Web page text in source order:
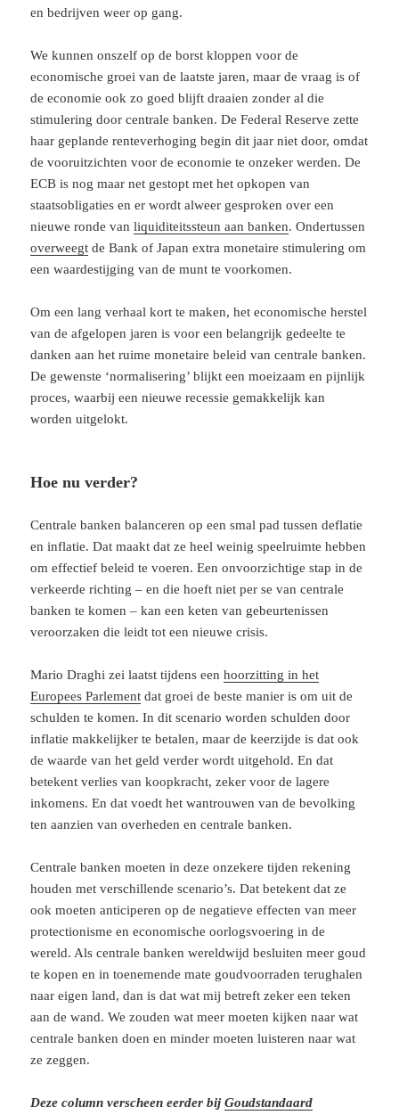
en bedrijven weer op gang.
We kunnen onszelf op de borst kloppen voor de
economische groei van de laatste jaren, maar de vraag is of
de economie ook zo goed blijft draaien zonder al die
stimulering door centrale banken. De Federal Reserve zette
haar geplande renteverhoging begin dit jaar niet door, omdat
de vooruitzichten voor de economie te onzeker werden. De
ECB is nog maar net gestopt met het opkopen van
staatsobligaties en er wordt alweer gesproken over een
nieuwe ronde vanliquiditeitssteun aan banken. Ondertussen
overweegt de Bank of Japan extra monetaire stimulering om
een waardestijging van de munt te voorkomen.
Om een lang verhaal kort te maken, het economische herstel
van de afgelopen jaren is voor een belangrijk gedeelte te
danken aan het ruime monetaire beleid van centrale banken.
De gewenste ‘normalisering’ blijkt een moeizaam en pijnlijk
proces, waarbij een nieuwe recessie gemakkelijk kan
worden uitgelokt.
Hoe nu verder?
Centrale banken balanceren op een smal pad tussen deflatie
en inflatie. Dat maakt dat ze heel weinig speelruimte hebben
om effectief beleid te voeren. Een onvoorzichtige stap in de
verkeerde richting – en die hoeft niet per se van centrale
banken te komen – kan een keten van gebeurtenissen
veroorzaken die leidt tot een nieuwe crisis.
Mario Draghi zei laatst tijdens eenhoorzitting in het
Europees Parlement dat groei de beste manier is om uit de
schulden te komen. In dit scenario worden schulden door
inflatie makkelijker te betalen, maar de keerzijde is dat ook
de waarde van het geld verder wordt uitgehold. En dat
betekent verlies van koopkracht, zeker voor de lagere
inkomens. En dat voedt het wantrouwen van de bevolking
ten aanzien van overheden en centrale banken.
Centrale banken moeten in deze onzekere tijden rekening
houden met verschillende scenario’s. Dat betekent dat ze
ook moeten anticiperen op de negatieve effecten van meer
protectionisme en economische oorlogsvoering in de
wereld. Als centrale banken wereldwijd besluiten meer goud
te kopen en in toenemende mate goudvoorraden terughalen
naar eigen land, dan is dat wat mij betreft zeker een teken
aan de wand. We zouden wat meer moeten kijken naar wat
centrale banken doen en minder moeten luisteren naar wat
ze zeggen.
Deze column verscheen eerder bijGoudstandaard